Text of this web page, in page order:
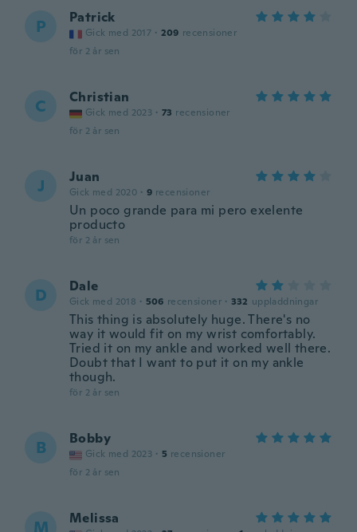
P Patrick
Gick med 2017 · 209 recensioner
för 2 år sen
C Christian
Gick med 2023 · 73 recensioner
för 2 år sen
J Juan
Gick med 2020 · 9 recensioner
Un poco grande para mi pero exelente
producto
för 2 år sen
D Dale
Gick med 2018 · 506 recensioner · 332 uppladdningar
This thing is absolutely huge. There's no
way it would fit on my wrist comfortably.
Tried it on my ankle and worked well there.
Doubt that I want to put it on my ankle
though.
för 2 år sen
B Bobby
Gick med 2023 · 5 recensioner
för 2 år sen
M Melissa